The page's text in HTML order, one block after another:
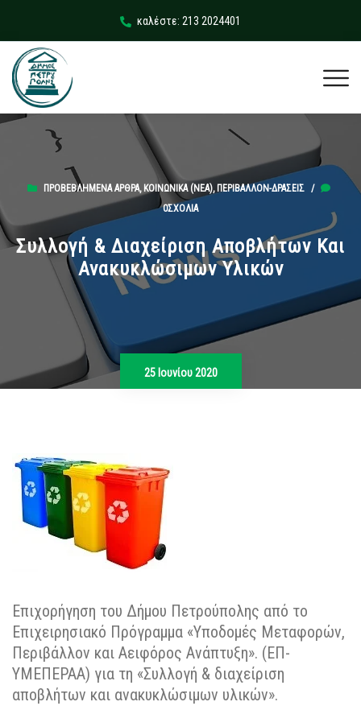
καλέστε: 213 2024401
ΠΡΟΒΕΒΛΗΜΈΝΑ ΆΡΘΡΑ, ΚΟΙΝΩΝΙΚΆ (ΝΕΑ), ΠΕΡΙΒΆΛΛΟΝ-ΔΡΆΣΕΙΣ/
0ΣΧΌΛΙΑ
Συλλογή & Διαχείριση Αποβλήτων Και
Ανακυκλώσιμων Υλικών
25 Ιουνίου 2020
Επιχορήγηση του Δήμου Πετρούπολης από το
Επιχειρησιακό Πρόγραμμα «Υποδομές Μεταφορών,
Περιβάλλον και Αειφόρος Ανάπτυξη». (ΕΠ-
ΥΜΕΠΕΡΑΑ) για τη «Συλλογή & διαχείριση
αποβλήτων και ανακυκλώσιμων υλικών».